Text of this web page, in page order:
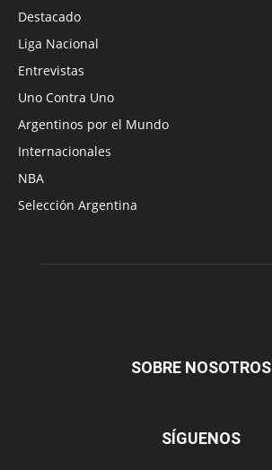
Destacado
Liga Nacional
Entrevistas
Uno Contra Uno
Argentinos por el Mundo
Internacionales
NBA
Selección Argentina
SOBRE NOSOTROS
SÍGUENOS